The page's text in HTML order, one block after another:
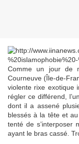
Comme un jour de
Courneuve (Île-de-
violente rixe exotique
régler ce différend,
dont il a assené
blessés à la tête et
tenté de s’interposer
ayant le bras cassé.